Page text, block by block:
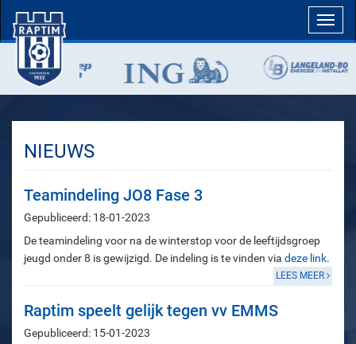
NIEUWS
Teamindeling JO8 Fase 3
Gepubliceerd: 18-01-2023
De teamindeling voor na de winterstop voor de leeftijdsgroep
jeugd onder 8 is gewijzigd. De indeling is te vinden via deze link.
LEES MEER
Raptim speelt gelijk tegen vv EMMS
Gepubliceerd: 15-01-2023